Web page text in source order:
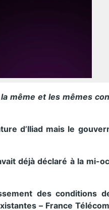
même et les mêmes
d’Iliad mais le
déjà déclaré à la mi-
des conditions
– France